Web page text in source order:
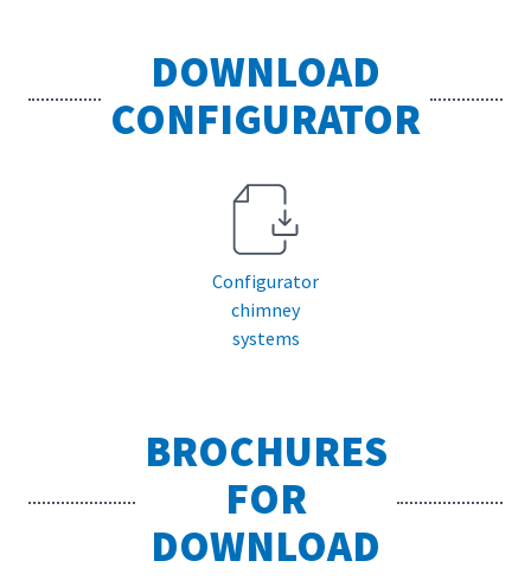
DOWNLOAD
CONFIGURATOR
Configurator
chimney
systems
BROCHURES
FOR
DOWNLOAD